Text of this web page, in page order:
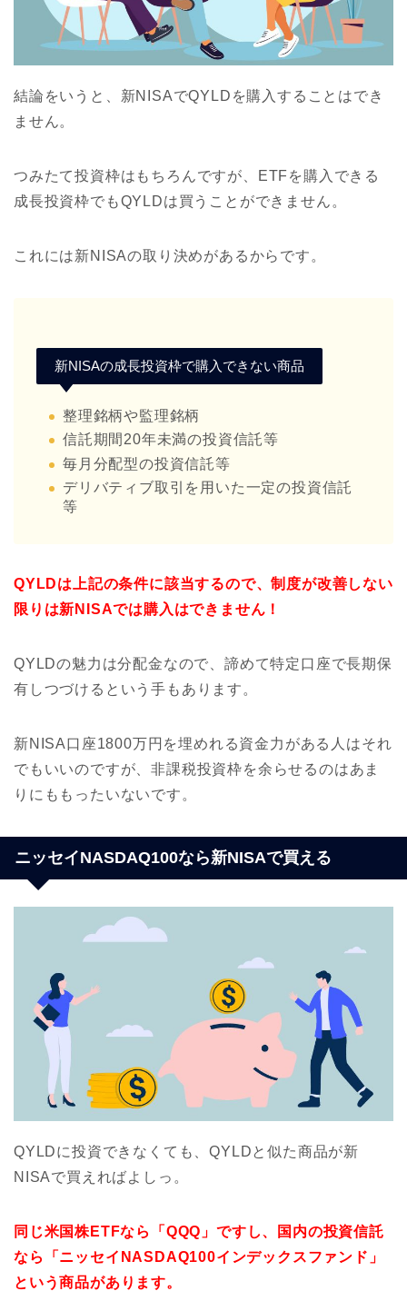
結論をいうと、新NISAでQYLDを購入することはでき
ません。
つみたて投資枠はもちろんですが、ETFを購入できる
成長投資枠でもQYLDは買うことができません。
これには新NISAの取り決めがあるからです。
新NISAの成長投資枠で購入できない商品
整理銘柄や監理銘柄
信託期間20年未満の投資信託等
毎月分配型の投資信託等
デリバティブ取引を用いた一定の投資信託
等
QYLDは上記の条件に該当するので、制度が改善しない
限りは新NISAでは購入はできません！
QYLDの魅力は分配金なので、諦めて特定口座で長期保
有しつづけるという手もあります。
新NISA口座1800万円を埋めれる資金力がある人はそれ
でもいいのですが、非課税投資枠を余らせるのはあま
りにももったいないです。
ニッセイNASDAQ100なら新NISAで買える
QYLDに投資できなくても、QYLDと似た商品が新
NISAで買えればよしっ。
同じ米国株ETFなら「QQQ」ですし、国内の投資信託
なら
「ニッセイNASDAQ100インデックスファンド」
という商品があります。